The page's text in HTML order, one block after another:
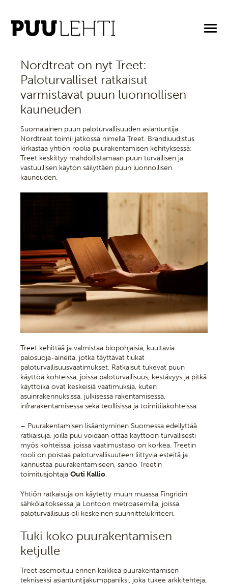
22.1.2026
Nordtreat on nyt Treet:
Paloturvalliset ratkaisut
varmistavat puun luonnollisen
kauneuden
Suomalainen puun paloturvallisuuden asiantuntija
Nordtreat toimii jatkossa nimellä Treet. Brändiuudistus
kirkastaa yhtiön roolia puurakentamisen kehityksessä:
Treet keskittyy mahdollistamaan puun turvallisen ja
vastuullisen käytön säilyttäen puun luonnollisen
kauneuden.
Treet kehittää ja valmistaa biopohjaisia, kuultavia
palosuoja-aineita, jotka täyttävät tiukat
paloturvallisuusvaatimukset. Ratkaisut tukevat puun
käyttöä kohteissa, joissa paloturvallisuus, kestävyys ja pitkä
käyttöikä ovat keskeisiä vaatimuksia, kuten
asuinrakennuksissa, julkisessa rakentamisessa,
infrarakentamisessa sekä teollisissa ja toimitilakohteissa.
– Puurakentamisen lisääntyminen Suomessa edellyttää
ratkaisuja, joilla puu voidaan ottaa käyttöön turvallisesti
myös kohteissa, joissa vaatimustaso on korkea. Treetin
rooli on poistaa paloturvallisuuteen liittyviä esteitä ja
kannustaa puurakentamiseen, sanoo Treetin
toimitusjohtaja Outi Kallio.
Yhtiön ratkaisuja on käytetty muun muassa Fingridin
sähkölaitoksessa ja Lontoon metroasemilla, joissa
paloturvallisuus oli keskeinen suunnittelukriteeri.
Tuki koko puurakentamisen
ketjulle
Treet asemoituu ennen kaikkea puurakentamisen
tekniseksi asiantuntijakumppaniksi, joka tukee arkkitehteja,